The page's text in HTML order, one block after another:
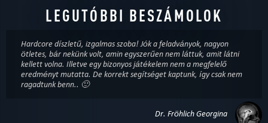
LEGUTÓBBI BESZÁMOLOK
Hardcore díszletű, izgalmas szoba! Jók a feladványok, nagyon
ötletes, bár nekünk volt, amin egyszerűen nem láttuk, amit látni
kellett volna. Illetve egy bizonyos játékelem nem a megfelelő
eredményt mutatta. De korrekt segítséget kaptunk, így csak nem
ragadtunk benn.. 🙂
Dr. Fröhlich Georgina